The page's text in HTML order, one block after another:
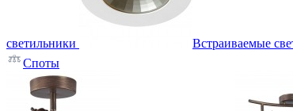
светильники Встраиваемые
Споты